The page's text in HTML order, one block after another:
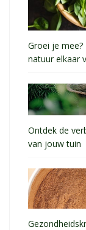
Groei je
natuur elkaar
Ontdek de
van jouw tuin